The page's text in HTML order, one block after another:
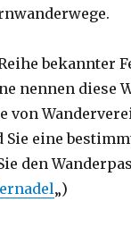
bekannter
nennen diese
von
eine
den
„)